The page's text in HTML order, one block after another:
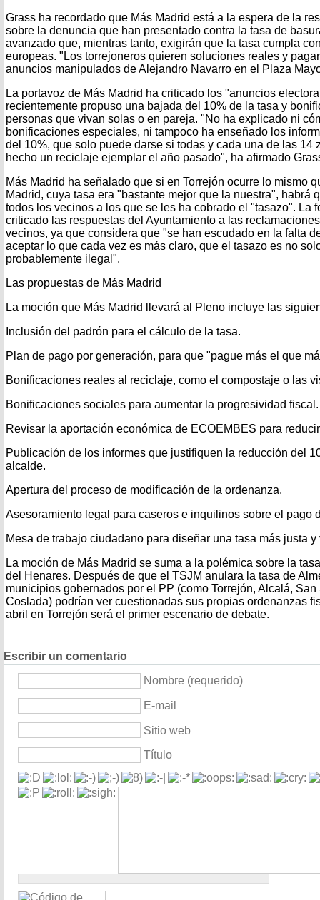
Grass ha recordado que Más Madrid está a la espera de la
sobre la denuncia que han presentado contra la tasa de
avanzado que, mientras tanto, exigirán que la tasa cumpla
europeas. "Los torrejoneros quieren soluciones reales y
anuncios manipulados de Alejandro Navarro en el Plaza
La portavoz de Más Madrid ha criticado los "anuncios
recientemente propuso una bajada del 10% de la tasa y
personas que vivan solas o en pareja. "No ha explicado ni
bonificaciones especiales, ni tampoco ha enseñado los
del 10%, que solo puede darse si todas y cada una de las 14
hecho un reciclaje ejemplar el año pasado", ha afirmado
Más Madrid ha señalado que si en Torrejón ocurre lo mismo
Madrid, cuya tasa era "bastante mejor que la nuestra", habrá
todos los vecinos a los que se les ha cobrado el "tasazo". La
criticado las respuestas del Ayuntamiento a las
vecinos, ya que considera que "se han escudado en la falta
aceptar lo que cada vez es más claro, que el tasazo es no
probablemente ilegal".
Las propuestas de Más Madrid
La moción que Más Madrid llevará al Pleno incluye las
Inclusión del padrón para el cálculo de la tasa.
Plan de pago por generación, para que "pague más el que
Bonificaciones reales al reciclaje, como el compostaje o las
Bonificaciones sociales para aumentar la progresividad fiscal.
Revisar la aportación económica de ECOEMBES para
Publicación de los informes que justifiquen la reducción del
alcalde.
Apertura del proceso de modificación de la ordenanza.
Asesoramiento legal para caseros e inquilinos sobre el pago
Mesa de trabajo ciudadano para diseñar una tasa más justa y
La moción de Más Madrid se suma a la polémica sobre la
del Henares. Después de que el TSJM anulara la tasa de
municipios gobernados por el PP (como Torrejón, Alcalá,
Coslada) podrían ver cuestionadas sus propias ordenanzas
abril en Torrejón será el primer escenario de debate.
Escribir un comentario
Nombre (requerido)
E-mail
Sitio web
Título